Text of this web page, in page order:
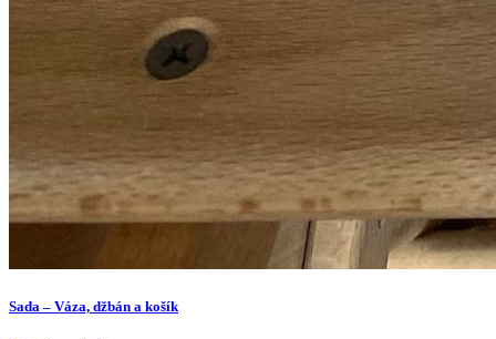
Sada – Váza, džbán a košík